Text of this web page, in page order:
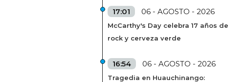
17:01 06 - AGOSTO - 2026
McCarthy's Day celebra 17 años de
rock y cerveza verde
16:54 06 - AGOSTO - 2026
Tragedia en Huauchinango: